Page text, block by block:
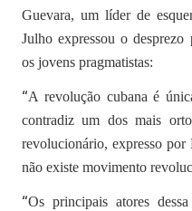
Guevara, um líder de
Julho expressou o
os jovens pragmatistas:
“A revolução cubana é
contradiz um dos mais
revolucionário, expresso por
não existe movimento
“Os principais atores